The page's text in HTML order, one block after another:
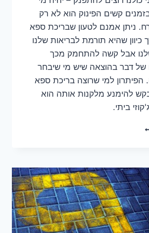
קשים הפינוק הוא לא רק
ניתן אמנם לטעון שבריכת ספא
כיוון שהיא תורמת לבריאות שלנו
אבל קשה להתחמק מכך
של דבר בהוצאה שיש מי שיבחר
למי שרוצה בריכת ספא
להימנע מלקנות אותה הוא
ביתי.